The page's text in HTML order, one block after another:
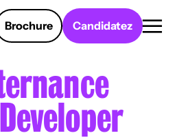
Brochure Candidatez